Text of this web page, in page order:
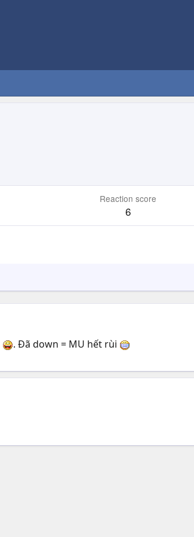
Reaction score
6
. Đã down = MU hết rùi